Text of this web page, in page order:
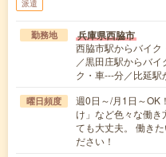
派遣
勤務地 兵庫県西脇市
西脇市駅からバイ
／黒田庄駅からバ
ク・車---分／比延
曜日頻度
週0日～/月1日～OK
け」など色々な働
ても大丈夫。 働き
ださい！